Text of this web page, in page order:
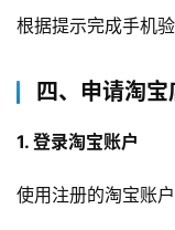
根据提示完成手机
四、申请淘宝
1. 登录淘宝账户
使用注册的淘宝账户